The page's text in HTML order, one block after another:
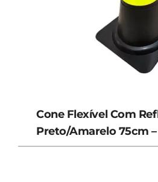
Cone Flexível Com
Preto/Amarelo 75cm